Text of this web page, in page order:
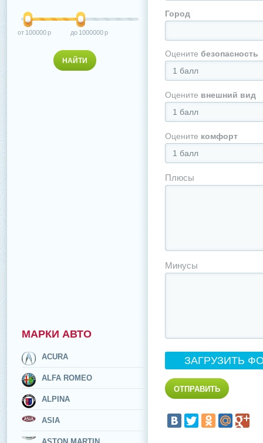
100000 1000000
МАРКИ АВТО
ACURA
ALFA ROMEO
ALPINA
ASIA
Город
Оцените безопасность
1 балл
Оцените внешний вид
1 балл
Оцените комфорт
1 балл
Плюсы
Минусы
ЗАГРУЗИТЬ